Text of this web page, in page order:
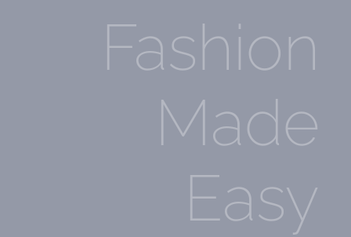
Fashion
Made
Easy